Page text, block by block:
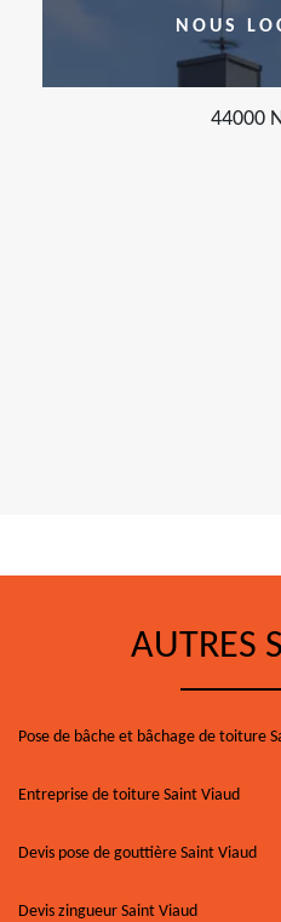
NOUS
44000
AUTRES
Pose de bâche et bâchage de toiture
Entreprise de toiture Saint Viaud
Devis pose de gouttière Saint Viaud
Devis zingueur Saint Viaud